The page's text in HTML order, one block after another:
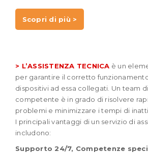
Scopri di più >
> L’ASSISTENZA TECNICA è un
per garantire il corretto
dispositivi ad essa collegati. Un team
competente è in grado di risolvere
problemi e minimizzare i tempi di
I principali vantaggi di un servizio di
includono:
Supporto 24/7, Competenze